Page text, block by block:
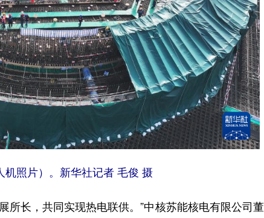
照片）。 新华社记者 毛俊 摄
长，共同实现热电联供。”中核苏能核电有限公司